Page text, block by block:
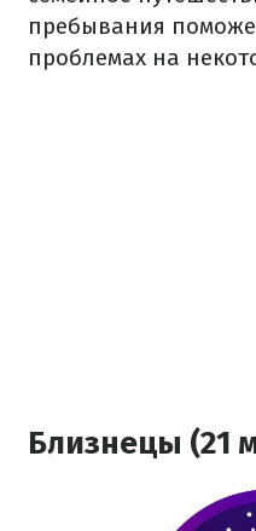
пребывания
проблемах на
Близнецы (21